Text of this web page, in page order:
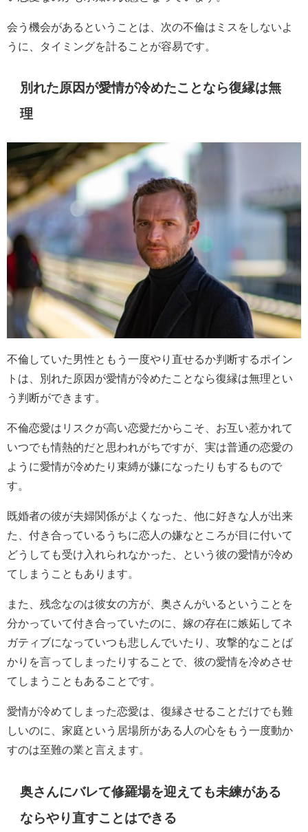
会う機会があるということは、次の不倫はミスをしないよ
うに、タイミングを計ることが容易です。
別れた原因が愛情が冷めたことなら復縁は無
理
不倫していた男性ともう一度やり直せるか判断するポイン
トは、別れた原因が愛情が冷めたことなら復縁は無理とい
う判断ができます。
不倫恋愛はリスクが高い恋愛だからこそ、お互い惹かれて
いつでも情熱的だと思われがちですが、実は普通の恋愛の
ように愛情が冷めたり束縛が嫌になったりもするもので
す。
既婚者の彼が夫婦関係がよくなった、他に好きな人が出来
た、付き合っているうちに恋人の嫌なところが目に付いて
どうしても受け入れられなかった、という彼の愛情が冷め
てしまうこともあります。
また、残念なのは彼女の方が、奥さんがいるということを
分かっていて付き合っていたのに、嫁の存在に嫉妬してネ
ガティブになっていつも悲しんでいたり、攻撃的なことば
かりを言ってしまったりすることで、彼の愛情を冷めさせ
てしまうこともあることです。
愛情が冷めてしまった恋愛は、復縁させることだけでも難
しいのに、家庭という居場所がある人の心をもう一度動か
すのは至難の業と言えます。
奥さんにバレて修羅場を迎えても未練がある
ならやり直すことはできる